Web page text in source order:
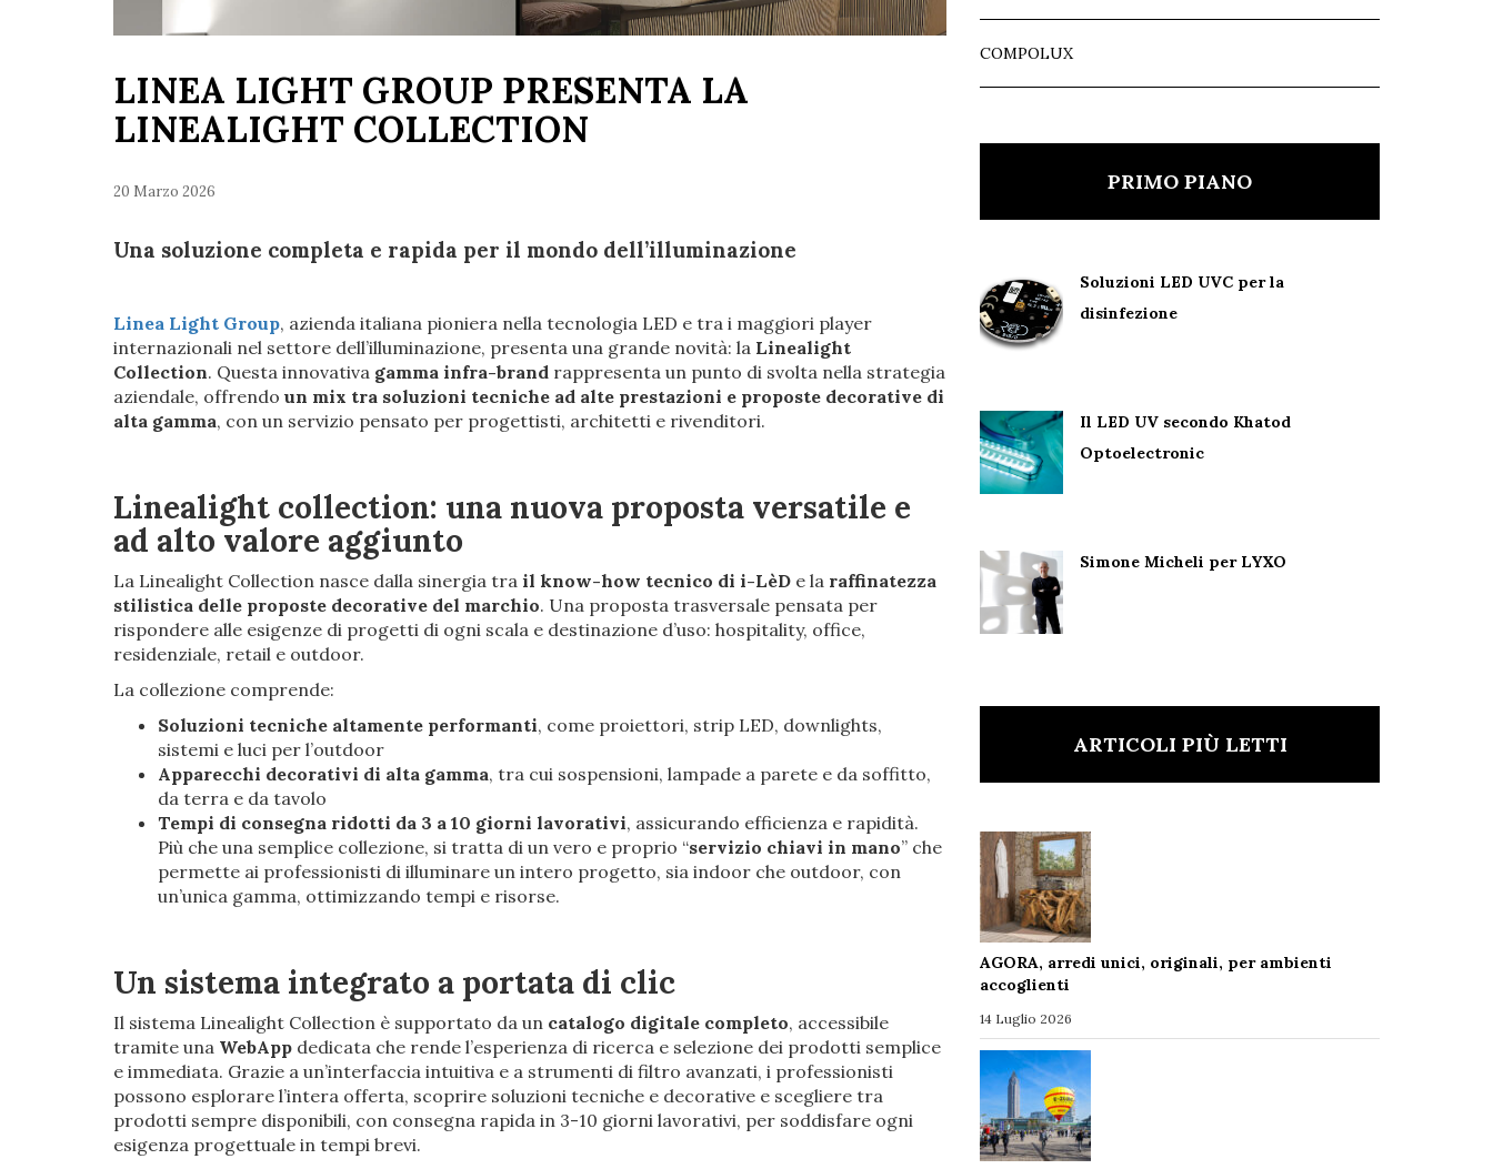
LINEA LIGHT GROUP PRESENTA LA
LINEALIGHT COLLECTION
20 Marzo 2026
Una soluzione completa e rapida per il mondo dell’illuminazione
Linea Light Group, azienda italiana pioniera nella tecnologia LED e tra i maggiori player
internazionali nel settore dell’illuminazione, presenta una grande novità: la Linealight
Collection. Questa innovativa gamma infra-brand rappresenta un punto di svolta nella strategia
aziendale, offrendo un mix tra soluzioni tecniche ad alte prestazioni e proposte decorative di
alta gamma, con un servizio pensato per progettisti, architetti e rivenditori.
Linealight collection: una nuova proposta versatile e
ad alto valore aggiunto
La Linealight Collection nasce dalla sinergia tra il know-how tecnico di i-LèD e la raffinatezza
stilistica delle proposte decorative del marchio. Una proposta trasversale pensata per
rispondere alle esigenze di progetti di ogni scala e destinazione d’uso: hospitality, office,
residenziale, retail e outdoor.
La collezione comprende:
Soluzioni tecniche altamente performanti, come proiettori, strip LED, downlights,
sistemi e luci per l’outdoor
Apparecchi decorativi di alta gamma, tra cui sospensioni, lampade a parete e da soffitto,
da terra e da tavolo
Tempi di consegna ridotti da 3 a 10 giorni lavorativi, assicurando efficienza e rapidità.
Più che una semplice collezione, si tratta di un vero e proprio “servizio chiavi in mano” che
permette ai professionisti di illuminare un intero progetto, sia indoor che outdoor, con
un’unica gamma, ottimizzando tempi e risorse.
Un sistema integrato a portata di clic
Il sistema Linealight Collection è supportato da un catalogo digitale completo, accessibile
tramite una WebApp dedicata che rende l’esperienza di ricerca e selezione dei prodotti semplice
e immediata. Grazie a un’interfaccia intuitiva e a strumenti di filtro avanzati, i professionisti
possono esplorare l’intera offerta, scoprire soluzioni tecniche e decorative e scegliere tra
prodotti sempre disponibili, con consegna rapida in 3-10 giorni lavorativi, per soddisfare ogni
esigenza progettuale in tempi brevi.
COMPOLUX
PRIMO PIANO
Soluzioni LED UVC per la
disinfezione
Il LED UV secondo Khatod
Optoelectronic
Simone Micheli per LYXO
ARTICOLI PIÙ LETTI
AGORA, arredi unici, originali, per ambienti
accoglienti
14 Luglio 2026